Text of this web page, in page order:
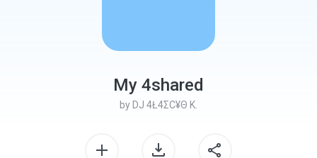
My 4shared
by DJ 4Ł4ΣС¥Θ K.